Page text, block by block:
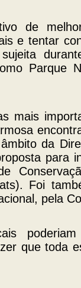
de
e tentar
Parque
mais
da
para
Foi
pela
que toda